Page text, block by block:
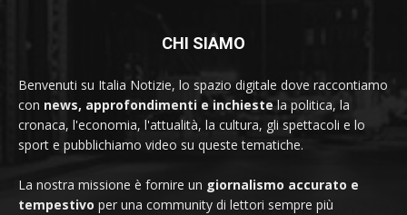
CHI SIAMO
Benvenuti su Italia Notizie, lo spazio digitale dove raccontiamo
con news, approfondimenti e inchieste la politica, la
cronaca, l'economia, l'attualità, la cultura, gli spettacoli e lo
sport e pubblichiamo video su queste tematiche.
La nostra missione è fornire un giornalismo accurato e
tempestivo per una community di lettori sempre più